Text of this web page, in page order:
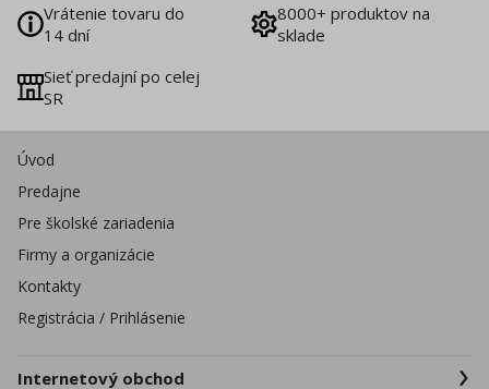
Vrátenie tovaru do
14 dní
8000+ produktov na
sklade
Sieť predajní po celej
SR
Úvod
Predajne
Pre školské zariadenia
Firmy a organizácie
Kontakty
Registrácia / Prihlásenie
Internetový obchod